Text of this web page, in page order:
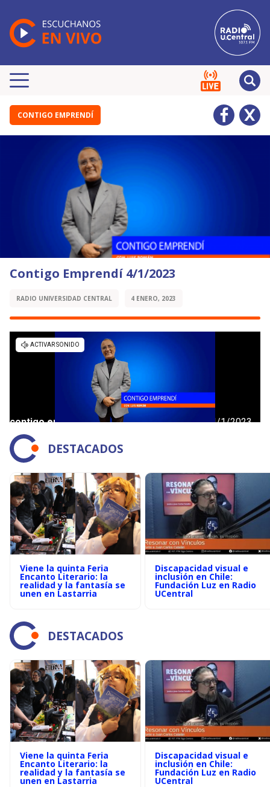
CONTIGO EMPRENDÍ
Contigo Emprendí 4/1/2023
RADIO UNIVERSIDAD CENTRAL 4 ENERO, 2023
DESTACADOS
Viene la quinta Feria
Encanto Literario: la
realidad y la fantasía se
unen en Lastarria
Discapacidad visual e
inclusión en Chile:
Fundación Luz en Radio
UCentral
DESTACADOS
Viene la quinta Feria
Encanto Literario: la
realidad y la fantasía se
unen en Lastarria
Discapacidad visual e
inclusión en Chile:
Fundación Luz en Radio
UCentral